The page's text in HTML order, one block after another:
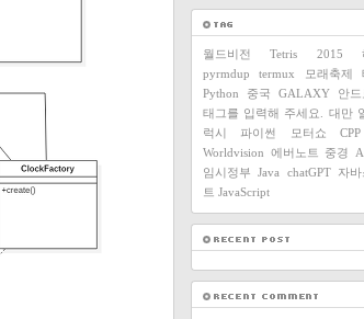
월드비전 Tetris 2015
pyrmdup
termux 모래축제
Python
중국 GALAXY
안드
태그를 입력해 주세요.
대만
럭시
파이썬 모터쇼 CPP
Worldvision 에버노트 중경
임시정부
Java chatGPT
자
트 JavaScript